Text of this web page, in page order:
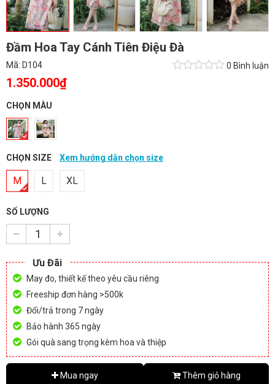
Đầm Hoa Tay Cánh Tiên Điệu Đà
Mã: D104 0 Bình luận
1.350.000₫
CHỌN MÀU
CHỌN SIZE Xem hướng dẫn chọn size
M L XL
SỐ LƯỢNG
Ưu Đãi
May đo, thiết kế theo yêu cầu riêng
Freeship đơn hàng >500k
Đổi/trả trong 7 ngày
Bảo hành 365 ngày
Gói quà sang trọng kèm hoa và thiệp
Mua ngay Thêm giỏ hàng